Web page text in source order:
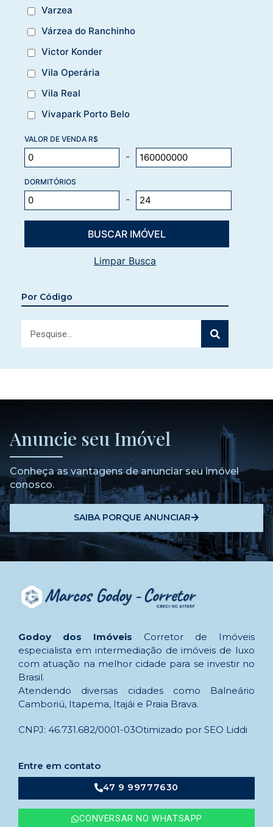
Varzea
Várzea do Ranchinho
Victor Konder
Vila Operária
Vila Real
Vivapark Porto Belo
VALOR DE VENDA R$
-
DORMITÓRIOS
-
Limpar Busca
Por Código
Anuncie seu Imóvel
Conheça as vantagens de anunciar seu imóvel
conosco.
SAIBA PORQUE ANUNCIAR
Godoy dos Imóveis Corretor de Imóveis
especialista em intermediação de imóveis de luxo
com atuação na melhor cidade para se investir no
Brasil.
Atendendo diversas cidades como Balneário
Camboriú, Itapema, Itajái e Praia Brava.
CNPJ: 46.731.682/0001-03Otimizado por SEO Liddi
Entre em contato
47 9 99777630
CONVERSAR NO WHATSAPP